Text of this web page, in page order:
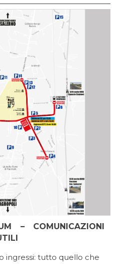
– COMUNICAZIONI
ingressi: tutto quello che